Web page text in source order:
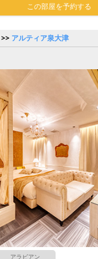
この部屋を予約する
>> アルティア泉大津
アラビアン